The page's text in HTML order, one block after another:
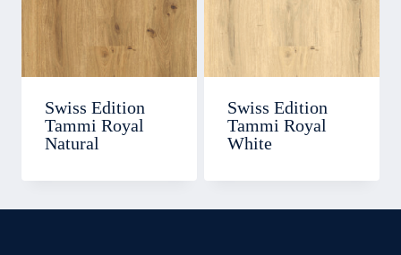
Swiss Edition
Tammi Royal
Natural
Swiss Edition
Tammi Royal
White